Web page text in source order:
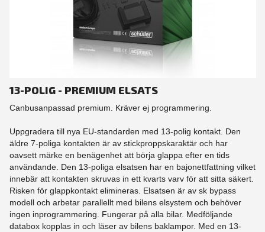
13-POLIG - PREMIUM ELSATS
Canbusanpassad premium. Kräver ej programmering.
Uppgradera till nya EU-standarden med 13-polig kontakt. Den
äldre 7-poliga kontakten är av stickproppskaraktär och har
oavsett märke en benägenhet att börja glappa efter en tids
användande. Den 13-poliga elsatsen har en bajonettfattning vilket
innebär att kontakten skruvas in ett kvarts varv för att sitta säkert.
Risken för glappkontakt elimineras. Elsatsen är av sk bypass
modell och arbetar parallellt med bilens elsystem och behöver
ingen inprogrammering. Fungerar på alla bilar. Medföljande
databox kopplas in och läser av bilens baklampor. Med en 13-